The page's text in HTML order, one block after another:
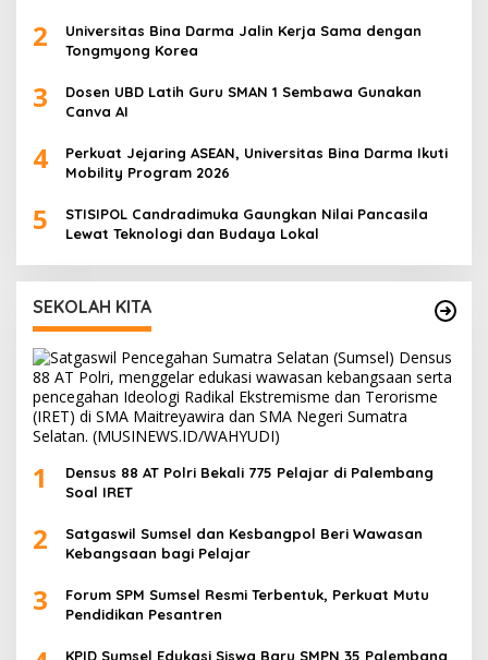
2
Universitas Bina Darma Jalin Kerja Sama dengan
Tongmyong Korea
3
Dosen UBD Latih Guru SMAN 1 Sembawa Gunakan
Canva AI
4
Perkuat Jejaring ASEAN, Universitas Bina Darma Ikuti
Mobility Program 2026
5
STISIPOL Candradimuka Gaungkan Nilai Pancasila
Lewat Teknologi dan Budaya Lokal
SEKOLAH KITA
1
Densus 88 AT Polri Bekali 775 Pelajar di Palembang
Soal IRET
2
Satgaswil Sumsel dan Kesbangpol Beri Wawasan
Kebangsaan bagi Pelajar
3
Forum SPM Sumsel Resmi Terbentuk, Perkuat Mutu
Pendidikan Pesantren
KPID Sumsel Edukasi Siswa Baru SMPN 35 Palembang